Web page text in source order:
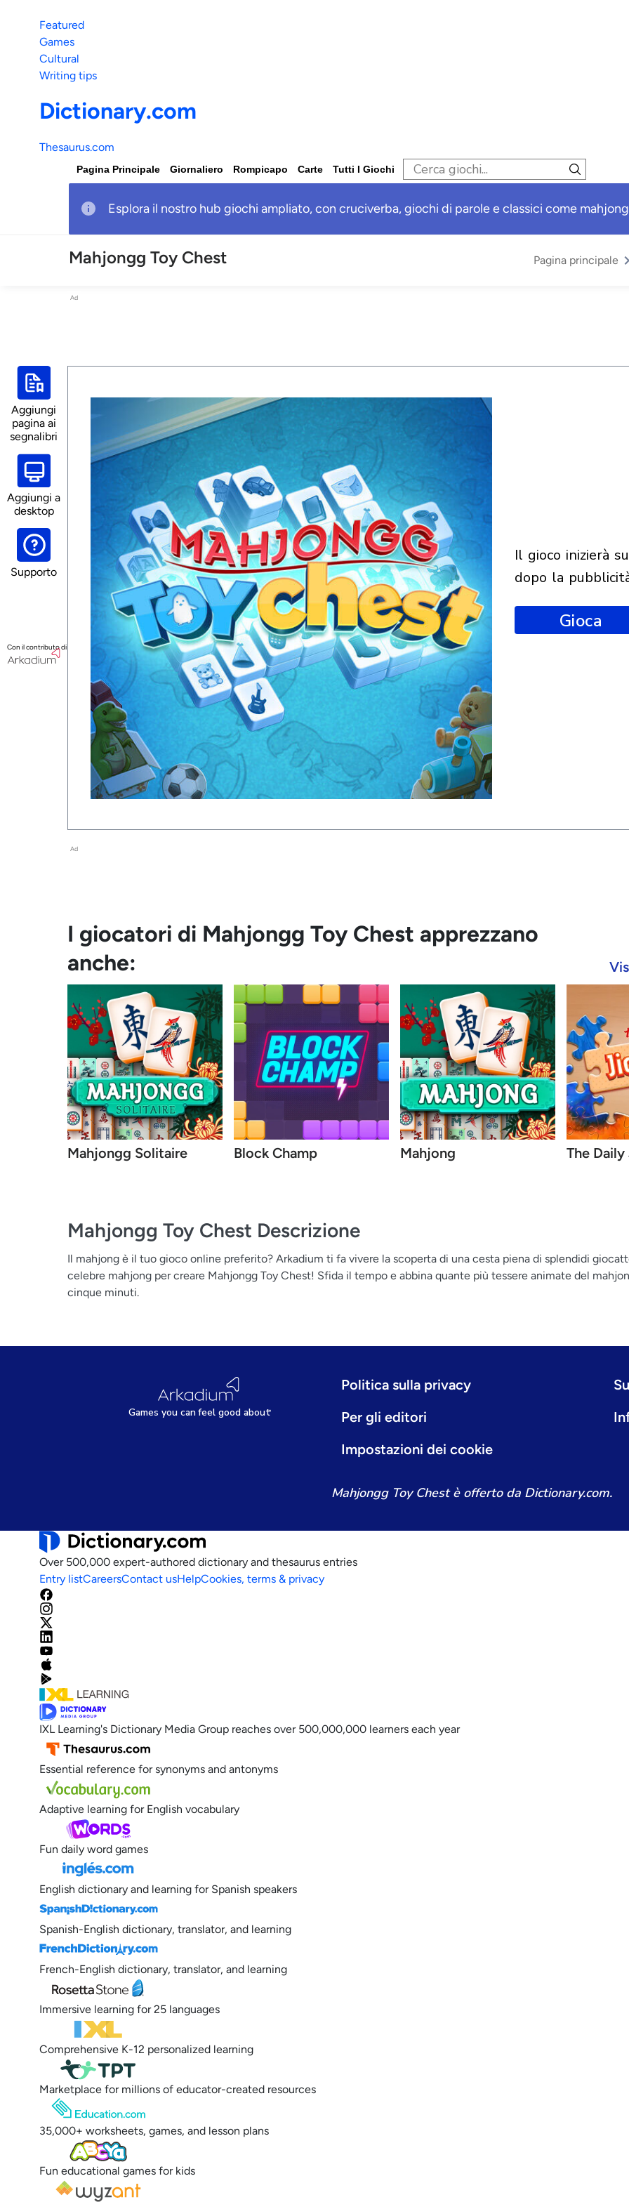
Featured
Games
Cultural
Writing tips
Dictionary.com
Thesaurus.com
Pagina Principale Giornaliero Rompicapo Carte Tutti I Giochi
Esplora il nostro hub giochi ampliato, con cruciverba, giochi di parole e classici come
Mahjongg Toy Chest Pagina principale
Ad
Aggiungi
pagina ai
segnalibri
Aggiungi a
desktop
Supporto
Con il contributo di
il gioco inizierà subito
dopo la
Gioca
Ad
I giocatori di Mahjongg Toy Chest apprezzano
anche:
Mahjongg Solitaire Block Champ Mahjong The
Mahjongg Toy Chest Descrizione
Il mahjong è il tuo gioco online preferito? Arkadium ti fa vivere la scoperta di una cesta piena di splendidi
celebre mahjong per creare Mahjongg Toy Chest! Sfida il tempo e abbina quante più tessere animate del
cinque minuti.
Games you canfeel good about
Politica sulla privacy
Per gli editori
Impostazioni dei cookie
Mahjongg Toy Chest è offerto da Dictionary.com.
Over 500,000 expert-authored dictionary and thesaurus entries
Entry listCareersContact usHelpCookies, terms & privacy
IXL Learning's Dictionary Media Group reaches over 500,000,000 learners each year
Essential reference for synonyms and antonyms
Adaptive learning for English vocabulary
Fun daily word games
English dictionary and learning for Spanish speakers
Spanish-English dictionary, translator, and learning
French-English dictionary, translator, and learning
Immersive learning for 25 languages
Comprehensive K-12 personalized learning
Marketplace for millions of educator-created resources
35,000+ worksheets, games, and lesson plans
Fun educational games for kids